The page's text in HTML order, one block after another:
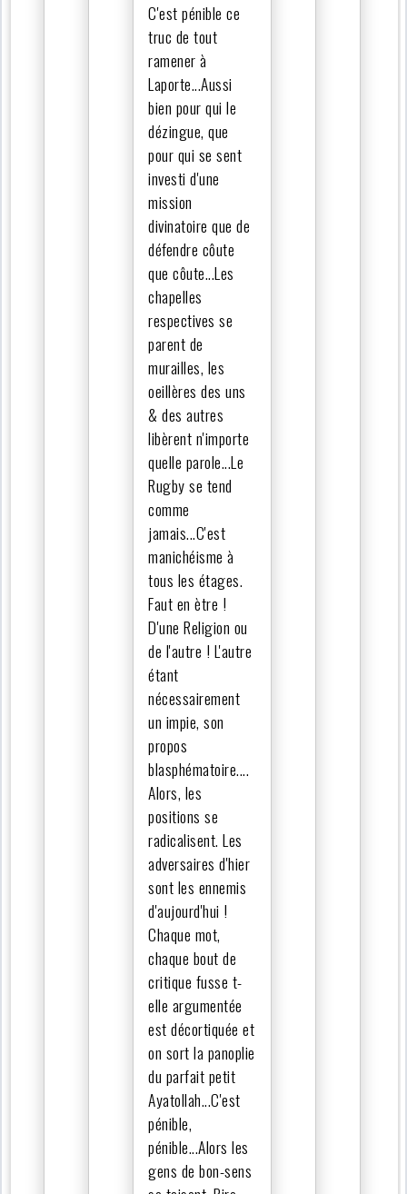
C'est pénible ce
truc de tout
ramener à
Laporte...Aussi
bien pour qui le
dézingue, que
pour qui se sent
investi d'une
mission
divinatoire que de
défendre côute
que côute...Les
chapelles
respectives se
parent de
murailles, les
oeillères des uns
& des autres
libèrent n'importe
quelle parole...Le
Rugby se tend
comme
jamais...C'est
manichéisme à
tous les étages.
Faut en ètre !
D'une Religion ou
de l'autre ! L'autre
étant
nécessairement
un impie, son
propos
blasphématoire....
Alors, les
positions se
radicalisent. Les
adversaires d'hier
sont les ennemis
d'aujourd'hui !
Chaque mot,
chaque bout de
critique fusse t-
elle argumentée
est décortiquée et
on sort la panoplie
du parfait petit
Ayatollah...C'est
pénible,
pénible...Alors les
gens de bon-sens